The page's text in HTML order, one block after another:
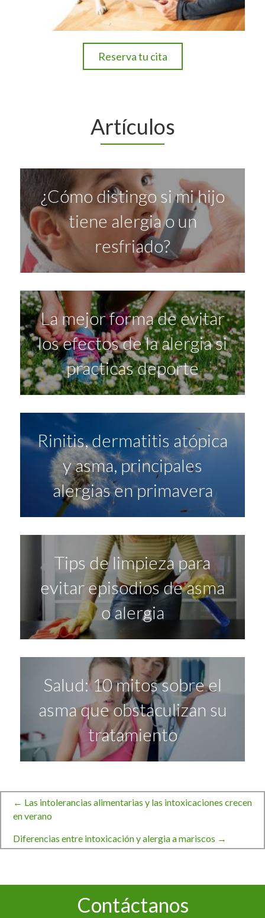
Reserva tu cita
Artículos
¿Cómo distingo si mi hijo
tiene alergia o un
resfriado?
La mejor forma de evitar
los efectos de la alergia si
practicas deporte
Rinitis, dermatitis atópica
y asma, principales
alergias en primavera
Tips de limpieza para
evitar episodios de asma
o alergia
Salud: 10 mitos sobre el
asma que obstaculizan su
tratamiento
Navegación
de
entradas
← Las intolerancias alimentarias y las intoxicaciones crecen
en verano
Diferencias entre intoxicación y alergia a mariscos →
Contáctanos